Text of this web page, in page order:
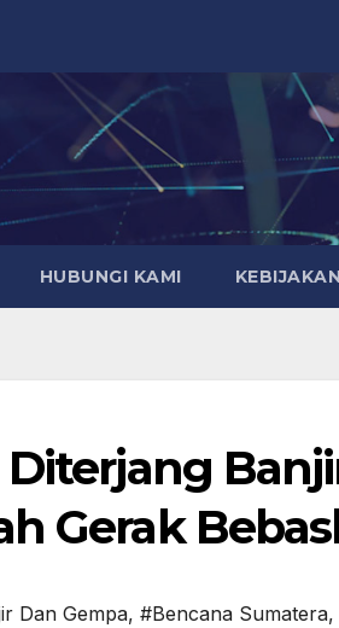
HUBUNGI KAMI
Gerak
Dan Gempa, #Bencana Sumatera,